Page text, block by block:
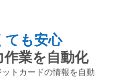
ても安心
業を自動化
トカードの情報を自動